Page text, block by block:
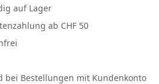
auf Lager
ab CHF 50
bei Bestellungen mit Kundenkonto